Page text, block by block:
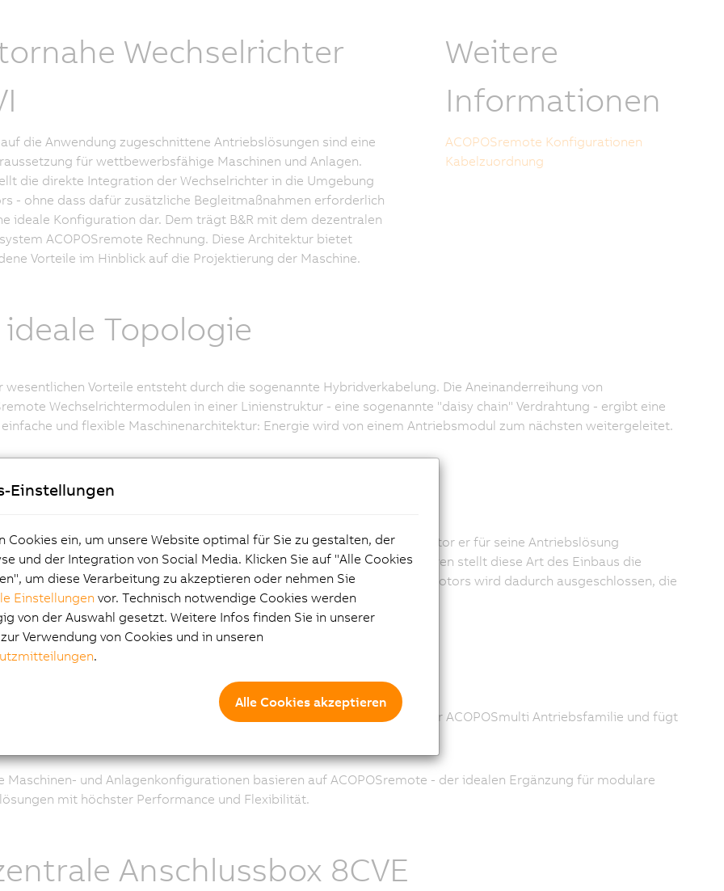
Wechselrichter
die Anwendung zugeschnittene Antriebslösungen sind eine
für wettbewerbsfähige Maschinen und Anlagen.
die direkte Integration der Wechselrichter in die Umgebung
- ohne dass dafür zusätzliche Begleitmaßnahmen erforderlich
ideale Konfiguration dar. Dem trägt B&R mit dem dezentralen
ACOPOSremote Rechnung. Diese Architektur bietet
Vorteile im Hinblick auf die Projektierung der Maschine.
Weitere
Informationen
ACOPOSremote Konfigurationen
Kabelzuordnung
ideale Topologie
wesentlichen Vorteile entsteht durch die sogenannte Hybridverkabelung. Die Aneinanderreihung von
Wechselrichtermodulen in einer Linienstruktur - eine sogenannte "daisy chain" Verdrahtung - ergibt eine
und flexible Maschinenarchitektur: Energie wird von einem Antriebsmodul zum nächsten weitergeleitet.
Motorwahl
vom Motor getrennten Aufbau steht es dem Anwender frei, welchen Aktor er für seine Antriebslösung
Speziell für die immer häufiger eingesetzten Linear- und Torquemotoren stellt diese Art des Einbaus die
Variante dar. Eine Beeinflussung der Eigenschaften des eingesetzten Motors wird dadurch ausgeschlossen, die
Dynamik steht in vollem Umfang zur Verfügung.
und kompatibel
Antriebssystem bietet die bekannten Funktionalitäten aus der ACOPOSmulti Antriebsfamilie und fügt
Maschinen- und Anlagenkonfigurationen basieren auf ACOPOSremote - der idealen Ergänzung für modulare
mit höchster Performance und Flexibilität.
Anschlussbox 8CVE
Einstellungen
Cookies ein, um unsere Website optimal für Sie zu gestalten, der
und der Integration von Social Media. Klicken Sie auf "Alle Cookies
um diese Verarbeitung zu akzeptieren oder nehmen Sie
Einstellungen vor. Technisch notwendige Cookies werden
von der Auswahl gesetzt. Weitere Infos finden Sie in unserer
Verwendung von Cookies und in unseren
.
Alle Cookies akzeptieren